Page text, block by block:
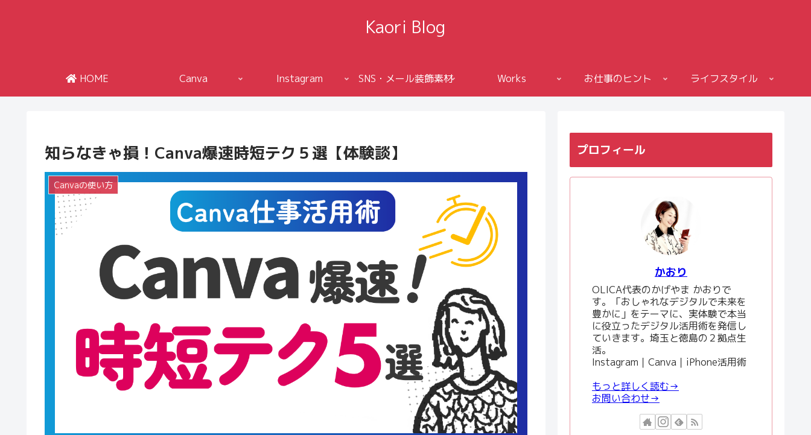
Kaori Blog
HOME Canva Instagram SNS・メール装飾素材 Works お仕事のヒント ライフスタイル
知らなきゃ損！Canva爆速時短テク５選【体験談】
Canvaの使い方
プロフィール
かおり
OLICA代表のかげやま かおりで
す。「おしゃれなデジタルで未来を
豊かに」をテーマに、実体験で本当
に役立ったデジタル活用術を発信し
ていきます。埼玉と徳島の２拠点生
活。
Instagram｜Canva｜iPhone活用術
もっと詳しく読む→
お問い合わせ→